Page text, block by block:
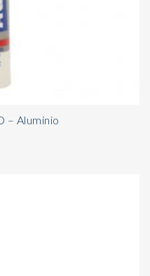
– Aluminio